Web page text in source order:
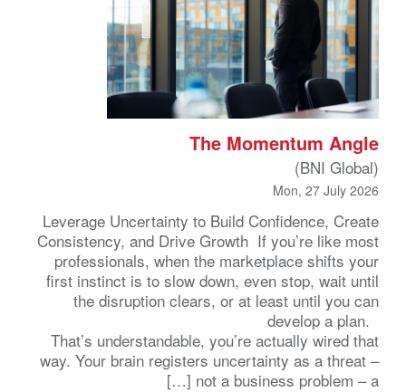
The Momentum Angle
(BNI Global)
Mon, 27 July 2026
Leverage Uncertainty to Build Confidence, Create
Consistency, and Drive Growth If you’re like most
professionals, when the marketplace shifts your
first instinct is to slow down, even stop, wait until
the disruption clears, or at least until you can
develop a plan.
That’s understandable, you’re actually wired that
way. Your brain registers uncertainty as a threat –
not a business problem – a […]